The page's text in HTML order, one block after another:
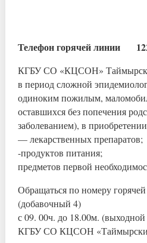
Телефон горячей линии
КГБУ СО «КЦСОН»
в период сложной
одиноким пожилым,
оставшихся без попечения
заболеванием), в
— лекарственных препаратов;
-продуктов питания;
предметов первой
Обращаться по номеру
(добавочный 4)
с 09. 00ч. до 18.00м. (выходной
КГБУ СО КЦСОН